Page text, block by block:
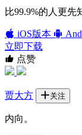
比99.9%的人更
iOS版本
立即下载
点赞
贾大方 关注
内向。